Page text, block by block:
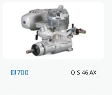
O.S 46 AX
₪700